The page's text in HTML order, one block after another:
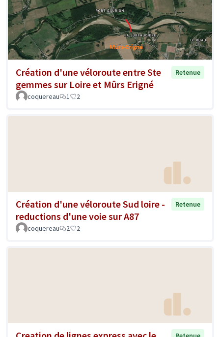
Création d'une véloroute entre Ste
gemmes sur Loire et Mûrs Erigné
Retenue
coquereau 1 2
Création d'une véloroute Sud loire -
reductions d'une voie sur A87
Retenue
coquereau 2 2